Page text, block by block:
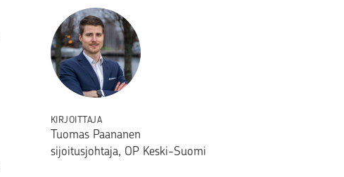
KIRJOITTAJA
Tuomas Paananen
sijoitusjohtaja, OP Keski-Suomi